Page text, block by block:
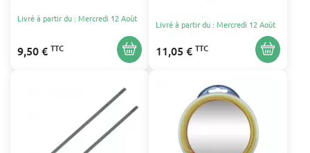
Livré à partir du : Mercredi 12 Août
9,50 € TTC
Livré à partir du : Mercredi 12 Août
11,05 € TTC